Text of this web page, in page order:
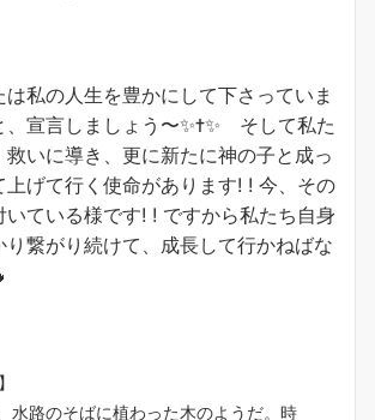
は私の人生を豊かにして下さっていま
、宣言しましょう〜✨✝️✨ そして私た
救いに導き、更に新たに神の子と成っ
上げて行く使命があります! ! 今、その
いている様です! ! ですから私たち自身
り繋がり続けて、成長して行かねばな
水路のそばに植わった木のようだ。時